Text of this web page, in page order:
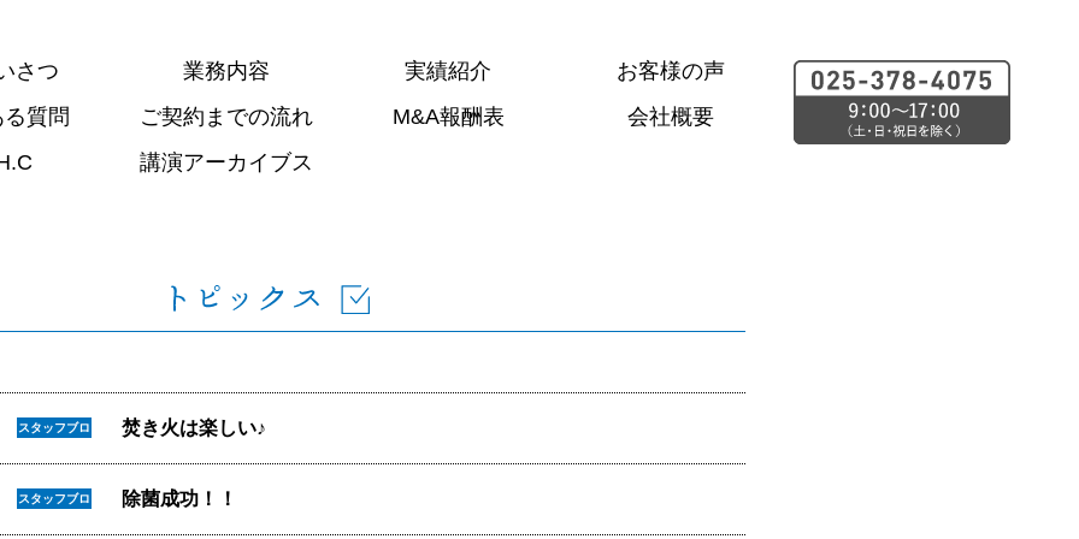
さつ 業務内容 実績紹介
お客様の声
質問
ご契約までの流れ M&A報酬表
会社概要
講演アーカイブス
スタッフブロ
焚き火は楽しい♪
スタッフブロ
除菌成功！！